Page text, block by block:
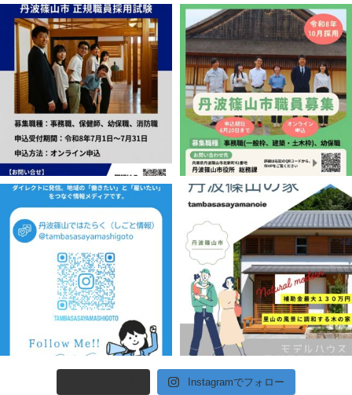
Instagramでフォロー